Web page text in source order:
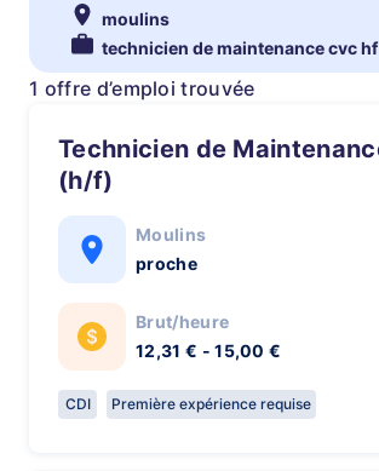
moulins
technicien de maintenance cvc hf
1 offre d’emploi trouvée
Technicien de Maintenance CVC
(h/f)
Moulins
proche
Brut/heure
12,31 € - 15,00 €
CDI Première expérience requise